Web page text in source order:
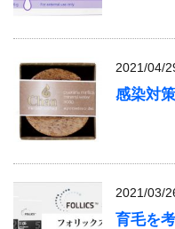
2021/04/
感染対
2021/03/
育毛を